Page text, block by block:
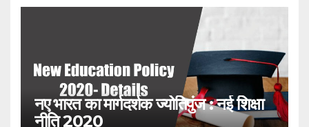
नए भारत का मार्गदर्शक ज्योतिपुंज : नई शिक्षा
नीति 2020